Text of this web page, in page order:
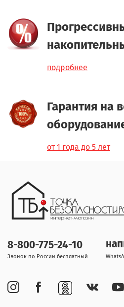
подробнее
Гарантия на
от 1 года до 5 лет
8-800-775-24-10
Звонок по России бесплатный